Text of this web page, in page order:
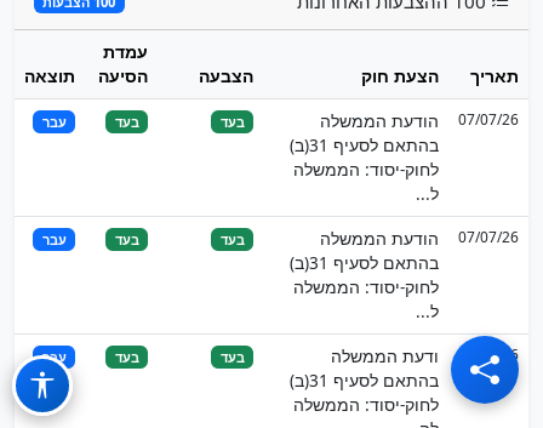
תאריך הצעת חוק הצבעה
עמדת
הסיעה
תוצאה
07/07/26
הודעת הממשלה
בהתאם לסעיף 31(ב)
לחוק-יסוד: הממשלה
ל...
בעד בעד עבר
07/07/26
הודעת הממשלה
בהתאם לסעיף 31(ב)
לחוק-יסוד: הממשלה
ל...
בעד בעד עבר
07/07/26
ודעת הממשלה
בהתאם לסעיף 31(ב)
לחוק-יסוד: הממשלה
בעד בעד עבר